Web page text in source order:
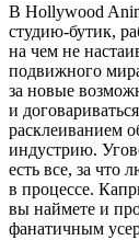
В Hollywood
студию-бутик,
на чем не
подвижного
за новые
и
расклеиванием
индустрию.
есть все, за
в процессе.
вы наймете и
фанатичным